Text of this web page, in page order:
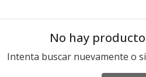
No hay
Intenta buscar nuevamente o